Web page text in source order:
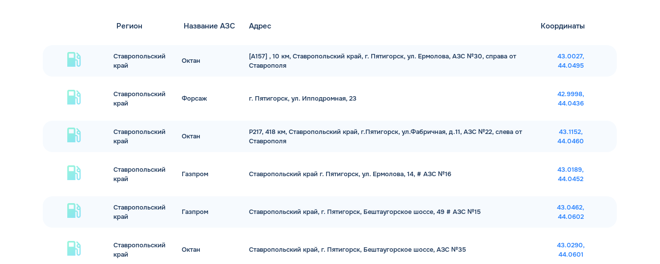
Регион Название АЗС Адрес Координаты
Ставропольский
край
Октан
[А157] , 10 км, Ставропольский край, г. Пятигорск, ул. Ермолова, АЗС №30, справа от
Ставрополя
43.0027,
44.0495
Ставропольский
край
Форсаж г. Пятигорск, ул. Ипподромная, 23
42.9998,
44.0436
Ставропольский
край
Октан
Р217, 418 км, Ставропольский край, г.Пятигорск, ул.Фабричная, д.11, АЗС №22, слева от
Ставрополя
43.1152,
44.0460
Ставропольский
край
Газпром Ставропольский край г. Пятигорск, ул. Ермолова, 14, # АЗС №16
43.0189,
44.0452
Ставропольский
край
Газпром Ставропольский край, г. Пятигорск, Бештаугорское шоссе, 49 # АЗС №15
43.0462,
44.0602
Ставропольский
край
Октан Ставропольский край, г. Пятигорск, Бештаугорское шоссе, АЗС №35
43.0290,
44.0601